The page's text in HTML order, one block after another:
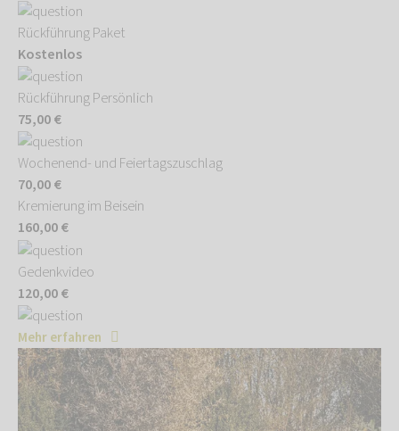
Rückführung Paket
Kostenlos
Rückführung Persönlich
75,00 €
Wochenend- und Feiertagszuschlag
70,00 €
Kremierung im Beisein
160,00 €
Gedenkvideo
120,00 €
Mehr erfahren